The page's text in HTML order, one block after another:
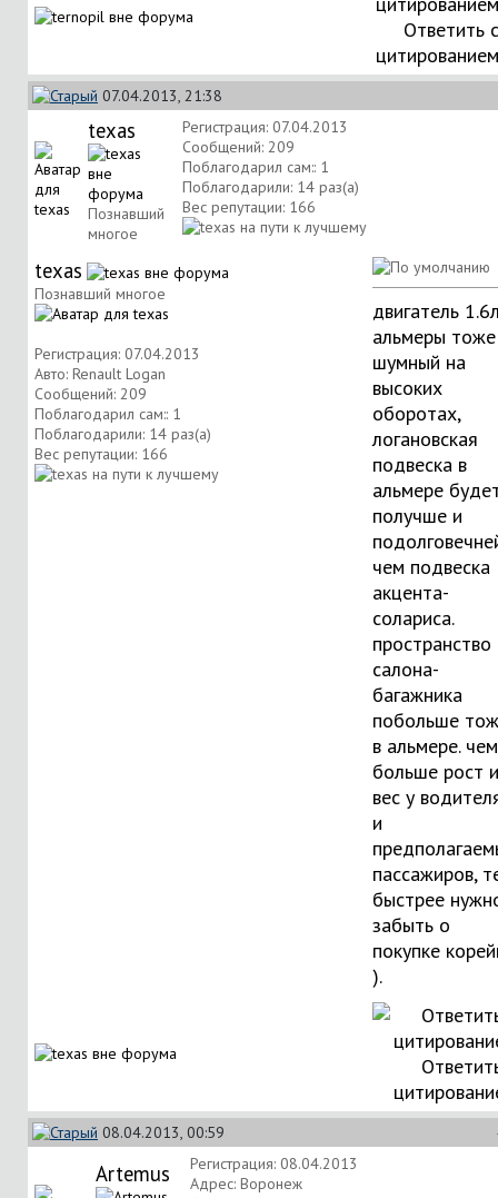
Ответить с
цитированием
07.04.2013, 21:38
texas
Познавший
многое
Регистрация: 07.04.2013
Сообщений: 209
Поблагодарил сам:: 1
Поблагодарили: 14 раз(а)
Вес репутации: 166
texas
Познавший многое
Регистрация: 07.04.2013
Авто: Renault Logan
Сообщений: 209
Поблагодарил сам:: 1
Поблагодарили: 14 раз(а)
Вес репутации: 166
двигатель
альмеры тоже
шумный на
высоких
оборотах,
логановская
подвеска в
альмере
получше и
чем подвеска
акцента-
солариса.
пространство
салона-
багажника
побольше
в альмере. чем
больше рост и
вес у
и
пассажиров,
быстрее
забыть о
покупке
).
08.04.2013, 00:59
Artemus
Регистрация: 08.04.2013
Адрес: Воронеж